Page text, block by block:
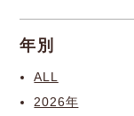
年別
ALL
2026年